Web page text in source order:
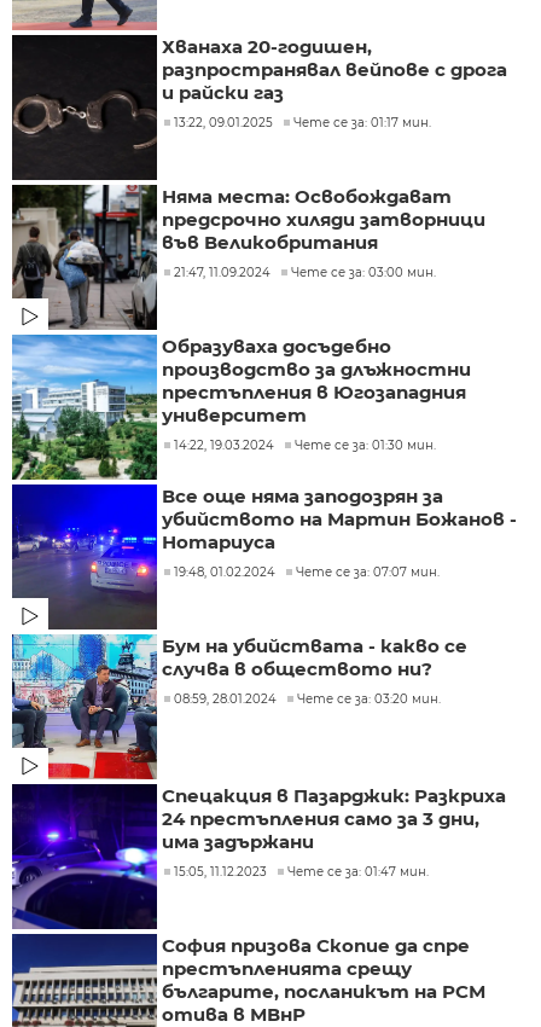
Хванаха 20-годишен,
разпространявал вейпове с дрога
и райски газ
13:22, 09.01.2025 Чете се за: 01:17 мин.
Няма места: Освобождават
предсрочно хиляди затворници
във Великобритания
21:47, 11.09.2024 Чете се за: 03:00 мин.
Образуваха досъдебно
производство за длъжностни
престъпления в Югозападния
университет
14:22, 19.03.2024 Чете се за: 01:30 мин.
Все още няма заподозрян за
убийството на Мартин Божанов -
Нотариуса
19:48, 01.02.2024 Чете се за: 07:07 мин.
Бум на убийствата - какво се
случва в обществото ни?
08:59, 28.01.2024 Чете се за: 03:20 мин.
Спецакция в Пазарджик: Разкриха
24 престъпления само за 3 дни,
има задържани
15:05, 11.12.2023 Чете се за: 01:47 мин.
София призова Скопие да спре
престъпленията срещу
българите, посланикът на РСМ
отива в МВнР